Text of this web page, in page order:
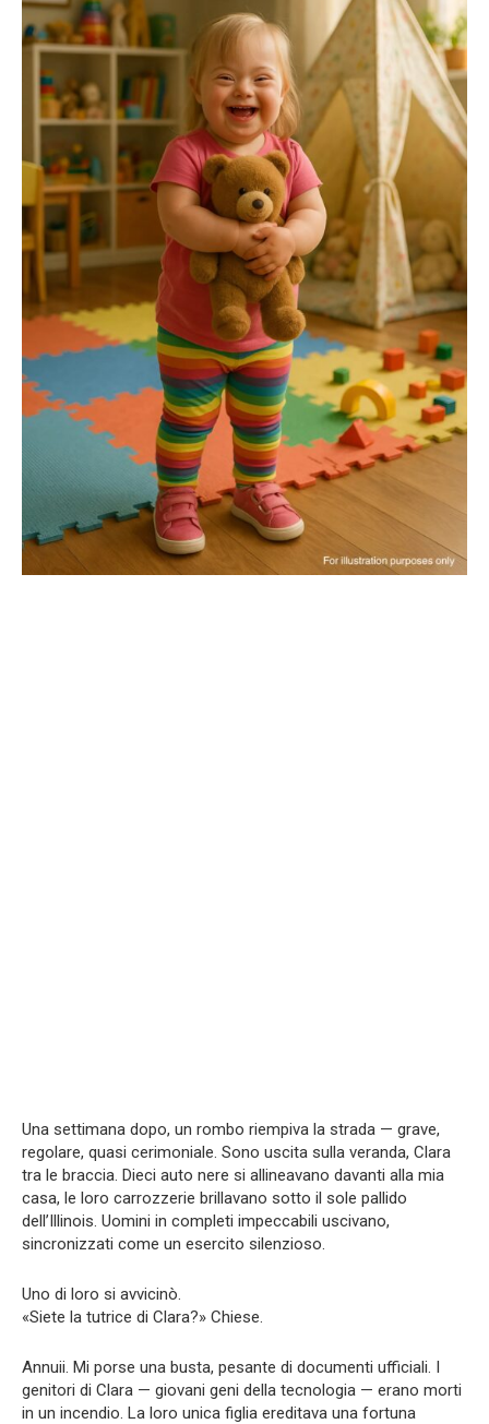
Una settimana dopo, un rombo riempiva la strada — grave,
regolare, quasi cerimoniale. Sono uscita sulla veranda, Clara
tra le braccia. Dieci auto nere si allineavano davanti alla mia
casa, le loro carrozzerie brillavano sotto il sole pallido
dell’Illinois. Uomini in completi impeccabili uscivano,
sincronizzati come un esercito silenzioso.
Uno di loro si avvicinò.
«Siete la tutrice di Clara?» Chiese.
Annuii. Mi porse una busta, pesante di documenti ufficiali. I
genitori di Clara — giovani geni della tecnologia — erano morti
in un incendio. La loro unica figlia ereditava una fortuna